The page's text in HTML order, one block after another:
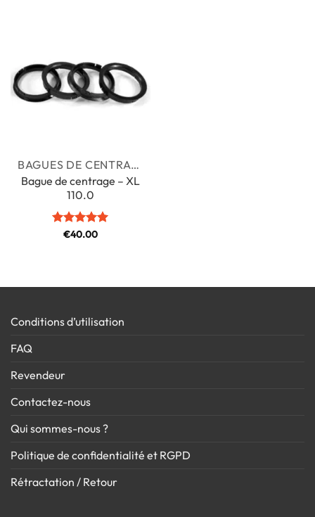
BAGUES DE CENTRAGE
Bague de centrage – XL
110.0
Note5sur
€40.00
Conditions d’utilisation
FAQ
Revendeur
Contactez-nous
Qui sommes-nous ?
Politique de confidentialité et RGPD
Rétractation / Retour